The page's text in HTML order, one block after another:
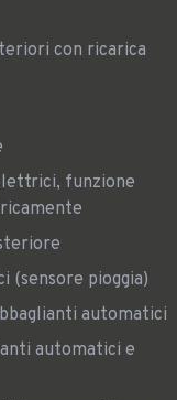
(sensore pioggia)
automatici